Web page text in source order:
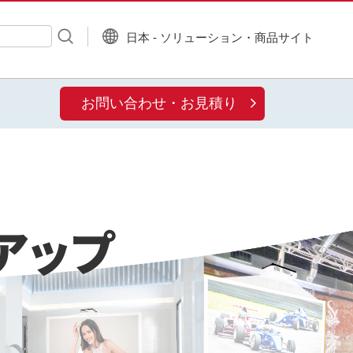
日本 - ソリューション・商品サイト
お問い合わせ・お見積り